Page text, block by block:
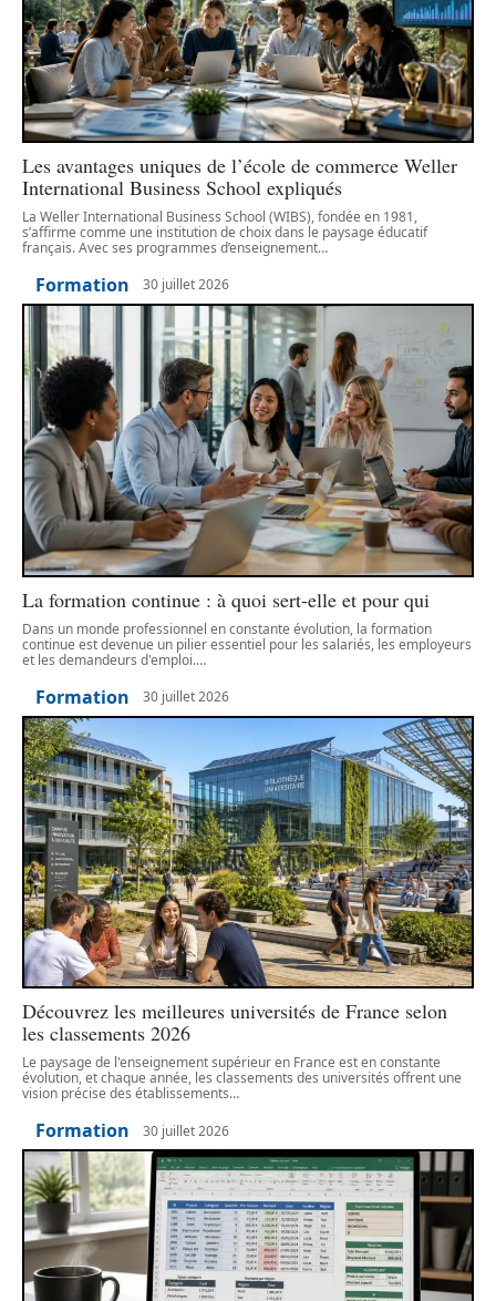
Les avantages uniques de l’école de commerce Weller
International Business School expliqués
La Weller International Business School (WIBS), fondée en 1981,
s’affirme comme une institution de choix dans le paysage éducatif
français. Avec ses programmes d’enseignement…
Formation 30 juillet 2026
La formation continue : à quoi sert-elle et pour qui
Dans un monde professionnel en constante évolution, la formation
continue est devenue un pilier essentiel pour les salariés, les employeurs
et les demandeurs d'emploi.…
Formation 30 juillet 2026
Découvrez les meilleures universités de France selon
les classements 2026
Le paysage de l'enseignement supérieur en France est en constante
évolution, et chaque année, les classements des universités offrent une
vision précise des établissements…
Formation 30 juillet 2026